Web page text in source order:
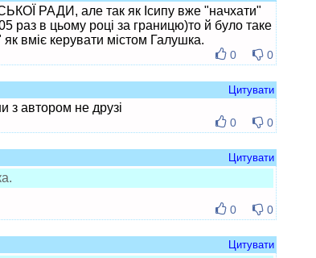
РАДИ, але так як Ісипу вже "начхати"
раз в цьому році за границю)то й було таке
вміє керувати містом Галушка.
0 0
Цитувати
з автором не друзі
0 0
Цитувати
0 0
Цитувати